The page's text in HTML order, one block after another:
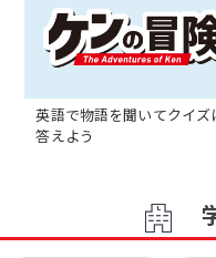
英語で物語を聞いてクイズ
答えよう